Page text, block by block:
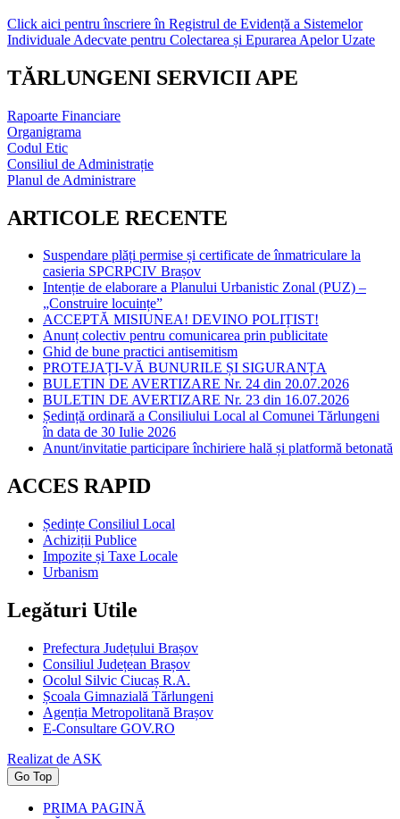
Click aici pentru înscriere în Registrul de Evidență a Sistemelor
Individuale Adecvate pentru Colectarea și Epurarea Apelor Uzate
TĂRLUNGENI SERVICII APE
Rapoarte Financiare
Organigrama
Codul Etic
Consiliul de Administrație
Planul de Administrare
ARTICOLE RECENTE
Suspendare plăți permise și certificate de înmatriculare la
casieria SPCRPCIV Brașov
Intenție de elaborare a Planului Urbanistic Zonal (PUZ) –
„Construire locuințe”
ACCEPTĂ MISIUNEA! DEVINO POLIȚIST!
Anunț colectiv pentru comunicarea prin publicitate
Ghid de bune practici antisemitism
PROTEJAȚI-VĂ BUNURILE ȘI SIGURANȚA
BULETIN DE AVERTIZARE Nr. 24 din 20.07.2026
BULETIN DE AVERTIZARE Nr. 23 din 16.07.2026
Ședință ordinară a Consiliului Local al Comunei Tărlungeni
în data de 30 Iulie 2026
Anunt/invitatie participare închiriere hală și platformă betonată
ACCES RAPID
Ședințe Consiliul Local
Achiziții Publice
Impozite și Taxe Locale
Urbanism
Legături Utile
Prefectura Județului Brașov
Consiliul Județean Brașov
Ocolul Silvic Ciucaș R.A.
Școala Gimnazială Tărlungeni
Agenția Metropolitană Brașov
E-Consultare GOV.RO
Realizat de ASK
Go Top
PRIMA PAGINĂ